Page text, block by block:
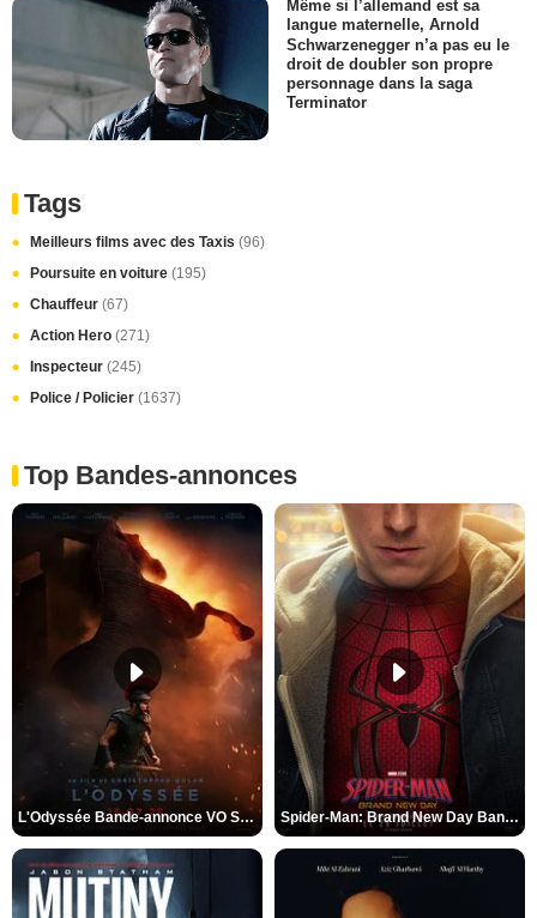
Même si l’allemand est sa
langue maternelle, Arnold
Schwarzenegger n’a pas eu le
droit de doubler son propre
personnage dans la saga
Terminator
Tags
Meilleurs films avec des Taxis (96)
Poursuite en voiture (195)
Chauffeur (67)
Action Hero (271)
Inspecteur (245)
Police / Policier (1637)
Top Bandes-annonces
L'Odyssée Bande-annonce VO STFR Spider-Man: Brand New Day Bande-annonce VO STFR